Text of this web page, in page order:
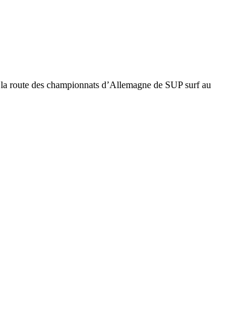
route des championnats d’Allemagne de SUP surf au